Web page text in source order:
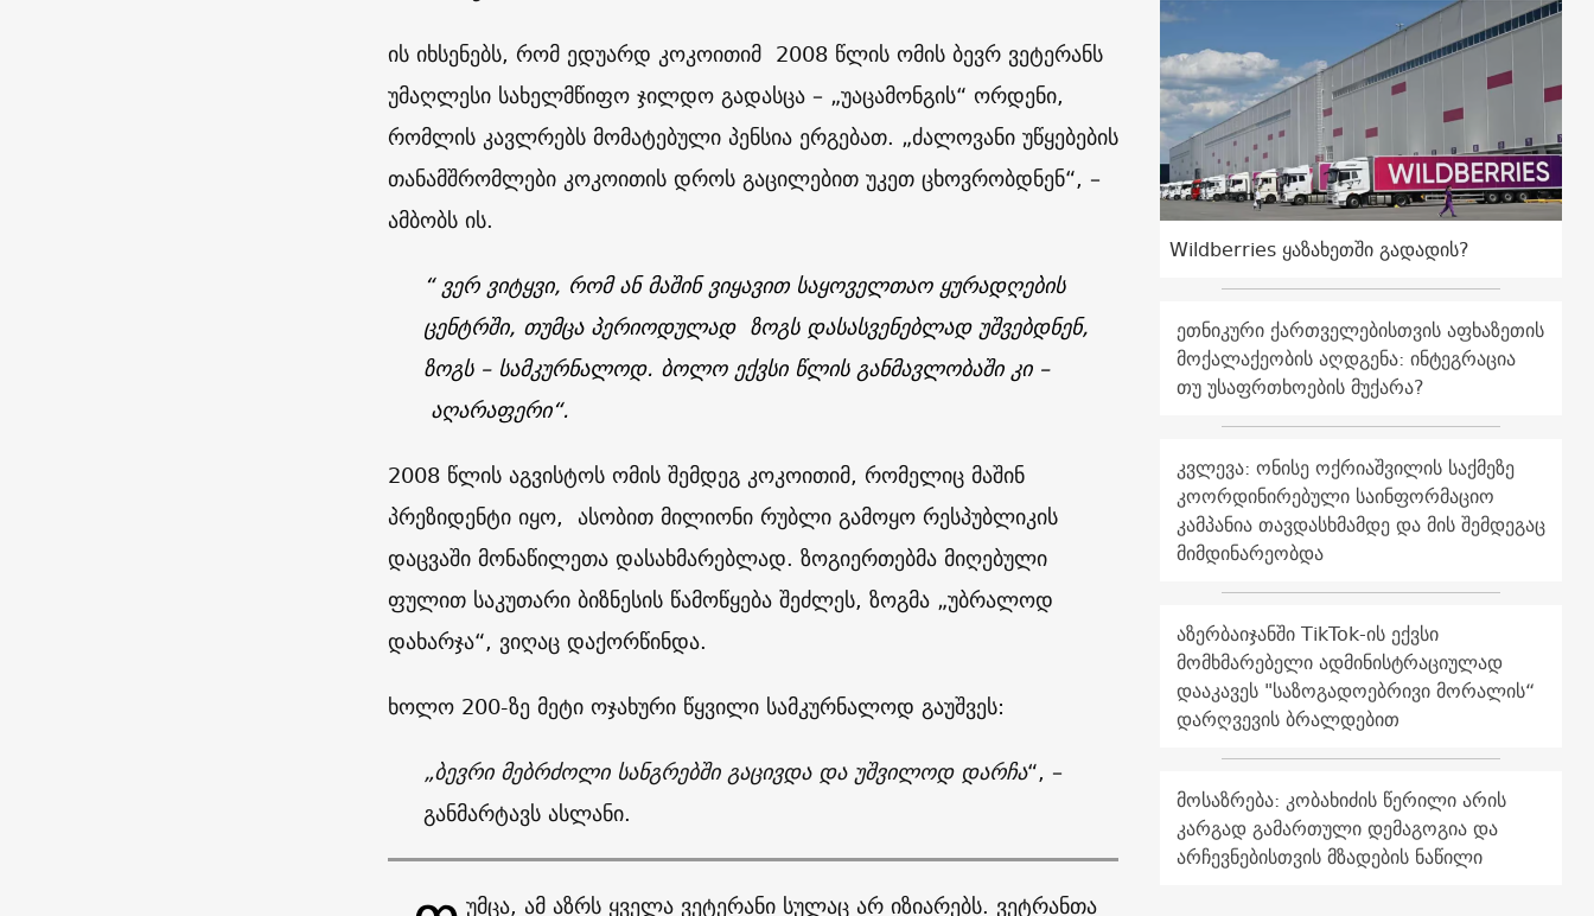
ის იხსენებს, რომ ედუარდ კოკოითიმ 2008წლის ომის ბევრ ვეტერანს
უმაღლესი სახელმწიფო ჯილდო გადასცა – „უაცამონგის“ ორდენი,
რომლის კავლრებს მომატებული პენსია ერგებათ. „ძალოვანი უწყებების
თანამშრომლები კოკოითის დროს გაცილებით უკეთ ცხოვრობდნენ“, –
ამბობს ის.
“ ვერ ვიტყვი, რომ ან მაშინ ვიყავით საყოველთაო ყურადღების
ცენტრში, თუმცა პერიოდულად ზოგს დასასვენებლად უშვებდნენ,
ზოგს – სამკურნალოდ. ბოლო ექვსი წლის განმავლობაში კი –
აღარაფერი“.
2008წლის აგვისტოს ომის შემდეგ კოკოითიმ, რომელიც მაშინ
პრეზიდენტი იყო, ასობით მილიონი რუბლი გამოყო რესპუბლიკის
დაცვაში მონაწილეთა დასახმარებლად. ზოგიერთებმა მიღებული
ფულით საკუთარი ბიზნესის წამოწყება შეძლეს, ზოგმა „უბრალოდ
დახარჯა“, ვიღაც დაქორწინდა.
ხოლო 200-ზე მეტი ოჯახური წყვილი სამკურნალოდ გაუშვეს:
„ბევრი მებრძოლი სანგრებში გაცივდა და უშვილოდ დარჩა“, –
განმარტავს ასლანი.
უმცა, ამ აზრს ყველა ვეტერანი სულაც არ იზიარებს. ვეტრანთა
Wildberries ყაზახეთში გადადის?
ეთნიკური ქართველებისთვის აფხაზეთის
მოქალაქეობის აღდგენა: ინტეგრაცია
თუ უსაფრთხოების მუქარა?
კვლევა: ონისე ოქრიაშვილის საქმეზე
კოორდინირებული საინფორმაციო
კამპანია თავდასხმამდე და მის შემდეგაც
მიმდინარეობდა
აზერბაიჯანში TikTok-ის ექვსი
მომხმარებელი ადმინისტრაციულად
დააკავეს "საზოგადოებრივი მორალის“
დარღვევის ბრალდებით
მოსაზრება: კობახიძის წერილი არის
კარგად გამართული დემაგოგია და
არჩევნებისთვის მზადების ნაწილი